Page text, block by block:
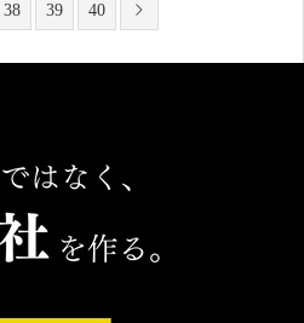
38 39 40